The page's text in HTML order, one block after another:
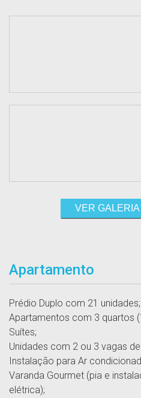
VER
Apartamento
Prédio Duplo com 21 unidades;
Apartamentos com 3 quartos
Suítes;
Unidades com 2 ou 3 vagas
Instalação para Ar
Varanda Gourmet (pia e
elétrica);